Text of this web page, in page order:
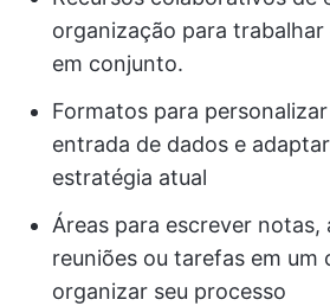
organização para
em conjunto.
Formatos para
entrada de dados e
estratégia atual
Áreas para escrever notas,
reuniões ou tarefas em um
organizar seu processo